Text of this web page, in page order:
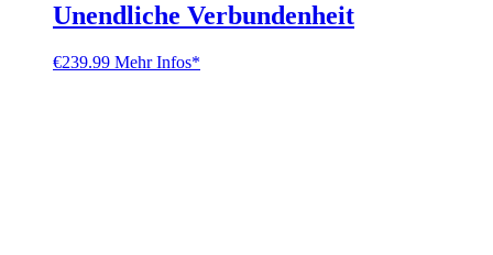
Unendliche Verbundenheit
€239.99 Mehr Infos*